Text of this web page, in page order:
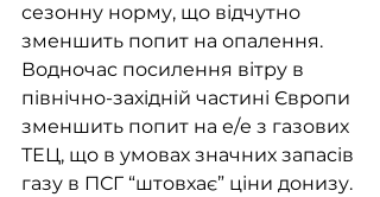
сезонну норму, що відчутно
зменшить попит на опалення.
Водночас посилення вітру в
північно-західній частині Європи
зменшить попит на е/е з газових
ТЕЦ, що в умовах значних запасів
газу в ПСГ “штовхає” ціни донизу.